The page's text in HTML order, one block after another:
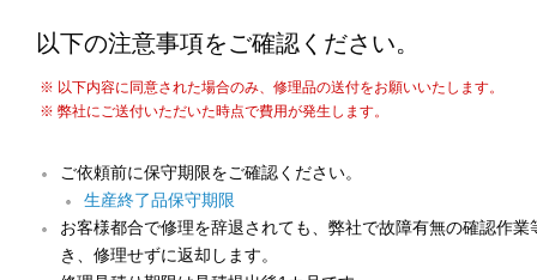
以下の注意事項をご確認ください。
以下内容に同意された場合のみ、修理品の送付をお願いいたします。
弊社にご送付いただいた時点で費用が発生します。
ご依頼前に保守期限をご確認ください。
生産終了品保守期限
お客様都合で修理を辞退されても、弊社で故障有無の確認作
き、修理せずに返却します。